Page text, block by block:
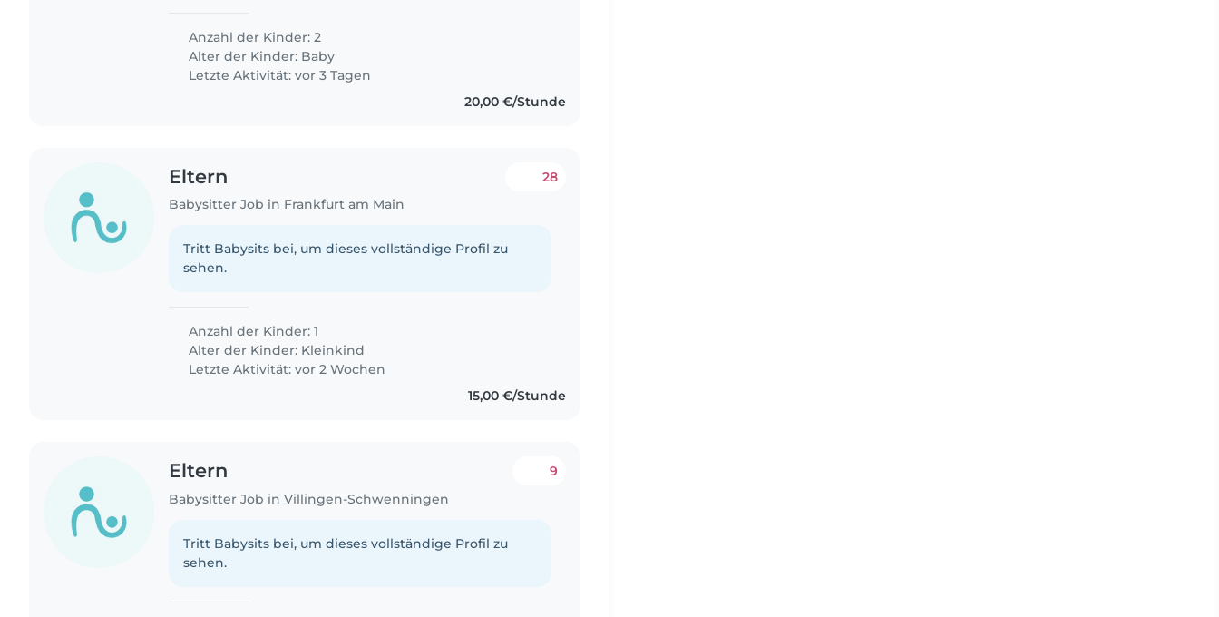
Anzahl der Kinder: 2
Alter der Kinder: Baby
Letzte Aktivität: vor 3 Tagen
20,00 €/Stunde
Eltern
Babysitter Job in Frankfurt am Main
28
Tritt Babysits bei, um dieses vollständige Profil zu
sehen.
Anzahl der Kinder: 1
Alter der Kinder: Kleinkind
Letzte Aktivität: vor 2 Wochen
15,00 €/Stunde
Eltern
Babysitter Job in Villingen-Schwenningen
9
Tritt Babysits bei, um dieses vollständige Profil zu
sehen.